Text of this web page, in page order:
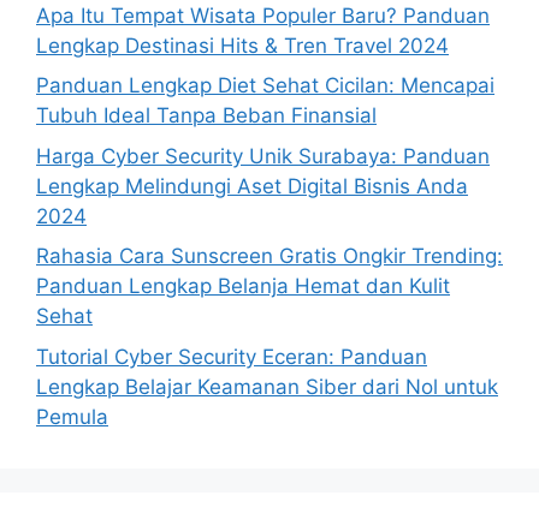
Apa Itu Tempat Wisata Populer Baru? Panduan
Lengkap Destinasi Hits & Tren Travel 2024
Panduan Lengkap Diet Sehat Cicilan: Mencapai
Tubuh Ideal Tanpa Beban Finansial
Harga Cyber Security Unik Surabaya: Panduan
Lengkap Melindungi Aset Digital Bisnis Anda
2024
Rahasia Cara Sunscreen Gratis Ongkir Trending:
Panduan Lengkap Belanja Hemat dan Kulit
Sehat
Tutorial Cyber Security Eceran: Panduan
Lengkap Belajar Keamanan Siber dari Nol untuk
Pemula